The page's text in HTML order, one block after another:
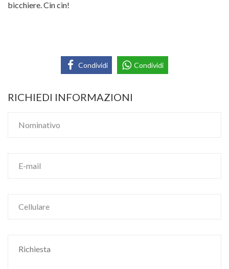
bicchiere. Cin cin!
Condividi Condividi
RICHIEDI INFORMAZIONI